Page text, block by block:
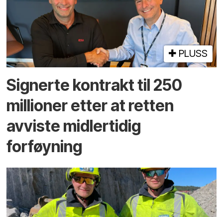
PLUSS
Signerte kontrakt til 250
millioner etter at retten
avviste midlertidig
forføyning